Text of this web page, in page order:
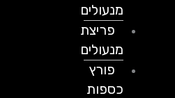
מנעולים
פריצת
מנעולים
פורץ
כספות